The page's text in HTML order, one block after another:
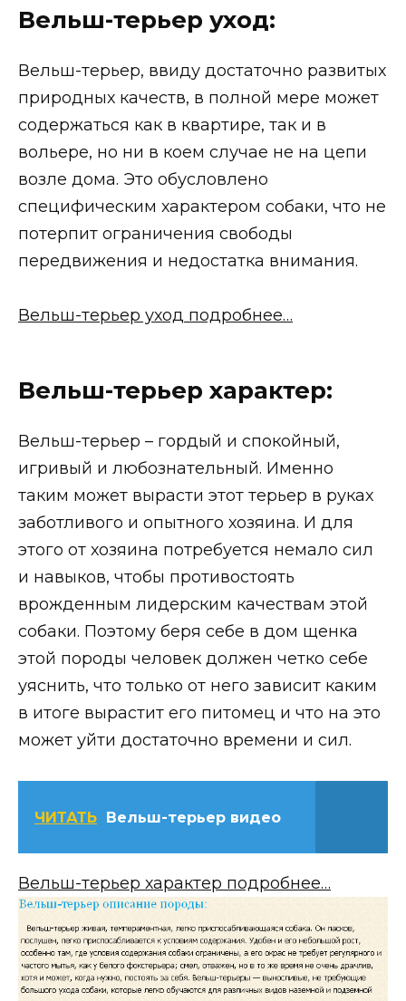
Вельш-терьер уход:
Вельш-терьер, ввиду достаточно развитых
природных качеств, в полной мере может
содержаться как в квартире, так и в
вольере, но ни в коем случае не на цепи
возле дома. Это обусловлено
специфическим характером собаки, что не
потерпит ограничения свободы
передвижения и недостатка внимания.
Вельш-терьер уход подробнее…
Вельш-терьер характер:
Вельш-терьер – гордый и спокойный,
игривый и любознательный. Именно
таким может вырасти этот терьер в руках
заботливого и опытного хозяина. И для
этого от хозяина потребуется немало сил
и навыков, чтобы противостоять
врожденным лидерским качествам этой
собаки. Поэтому беря себе в дом щенка
этой породы человек должен четко себе
уяснить, что только от него зависит каким
в итоге вырастит его питомец и что на это
может уйти достаточно времени и сил.
ЧИТАТЬ Вельш-терьер видео
Вельш-терьер характер подробнее…